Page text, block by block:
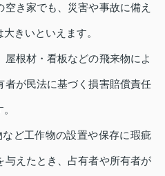
き家でも、災害や事故に備え
きいといえます。
根材・看板などの飛来物によ
者が民法に基づく損害賠償責任
ど工作物の設置や保存に瑕疵
与えたとき、占有者や所有者が